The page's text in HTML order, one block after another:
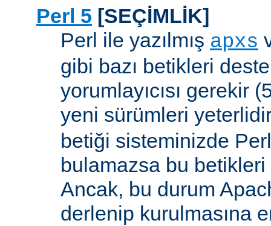
Perl 5 [SEÇİMLİK]
Perl ile yazılmış apxs
gibi bazı betikleri
yorumlayıcısı gerekir
yeni sürümleri
betiği sisteminizde Perl
bulamazsa bu betikleri
Ancak, bu durum
derlenip kurulmasına